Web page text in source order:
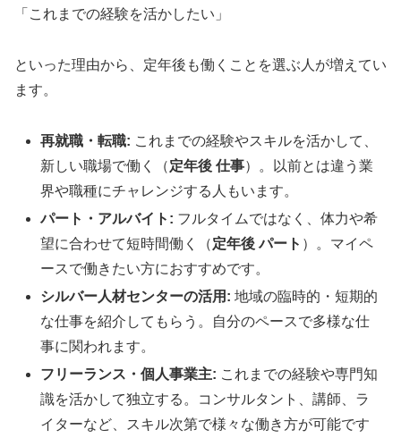
「これまでの経験を活かしたい」
といった理由から、定年後も働くことを選ぶ人が増えてい
ます。
再就職・転職: これまでの経験やスキルを活かして、
新しい職場で働く（定年後 仕事）。以前とは違う業
界や職種にチャレンジする人もいます。
パート・アルバイト: フルタイムではなく、体力や希
望に合わせて短時間働く（定年後 パート ）。マイペ
ースで働きたい方におすすめです。
シルバー人材センターの活用: 地域の臨時的・短期的
な仕事を紹介してもらう。自分のペースで多様な仕
事に関われます。
フリーランス・個人事業主: これまでの経験や専門知
識を活かして独立する。コンサルタント、講師、ラ
イターなど、スキル次第で様々な働き方が可能です